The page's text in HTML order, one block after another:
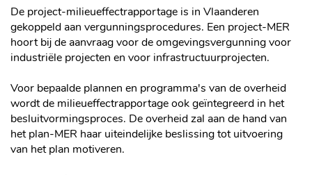
De project-milieueffectrapportage is in Vlaanderen
gekoppeld aan vergunningsprocedures. Een project-MER
hoort bij de aanvraag voor de omgevingsvergunning voor
industriële projecten en voor infrastructuurprojecten.
Voor bepaalde plannen en programma's van de overheid
wordt de milieueffectrapportage ook geïntegreerd in het
besluitvormingsproces. De overheid zal aan de hand van
het plan-MER haar uiteindelijke beslissing tot uitvoering
van het plan motiveren.